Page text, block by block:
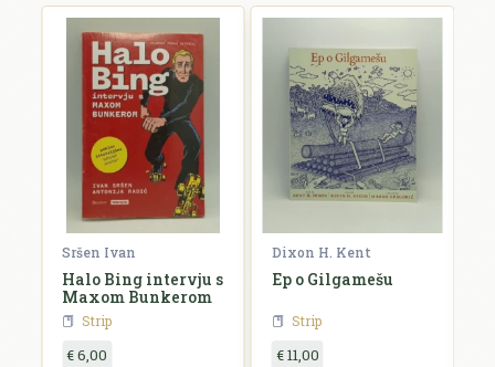
Sršen Ivan
Halo Bing intervju s
Maxom Bunkerom
Strip
€ 6,00
Dixon H. Kent
Ep o Gilgamešu
Strip
€ 11,00